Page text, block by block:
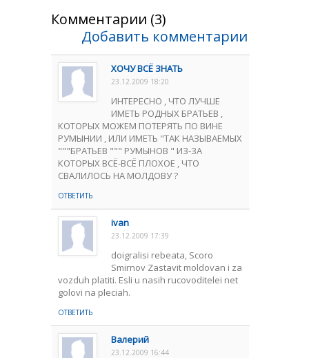
Комментарии (3)
Добавить комментарии
ХОЧУ ВСЁ ЗНАТЬ
23.12.2009 18:20
ИНТЕРЕСНО , ЧТО ЛУЧШЕ
ИМЕТЬ РОДНЫХ БРАТЬЕВ ,
КОТОРЫХ МОЖЕМ ПОТЕРЯТЬ ПО ВИНЕ
РУМЫНИИ , ИЛИ ИМЕТЬ "ТАК НАЗЫВАЕМЫХ
"""БРАТЬЕВ """ РУМЫНОВ " ИЗ-ЗА
КОТОРЫХ ВСЁ-ВСЁ ПЛОХОЕ , ЧТО
СВАЛИЛОСЬ НА МОЛДОВУ ?
ОТВЕТИТЬ
ivan
23.12.2009 17:39
doigralisi rebeata, Scoro
Smirnov Zastavit moldovan i za
vozduh platiti. Esli u nasih rucovoditelei net
golovi na pleciah.
ОТВЕТИТЬ
Валерий
23.12.2009 16:44